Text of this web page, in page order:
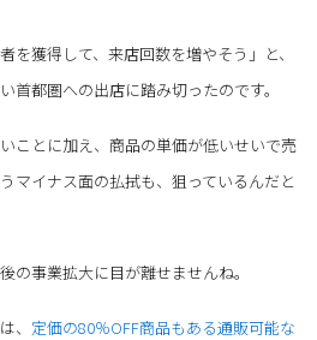
を獲得して、来店回数を増やそう」と、
首都圏への出店に踏み切ったのです。
ことに加え、商品の単価が低いせいで売
マイナス面の払拭も、狙っているんだと
の事業拡大に目が離せませんね。
、 定価の80％OFF商品もある通販可能な